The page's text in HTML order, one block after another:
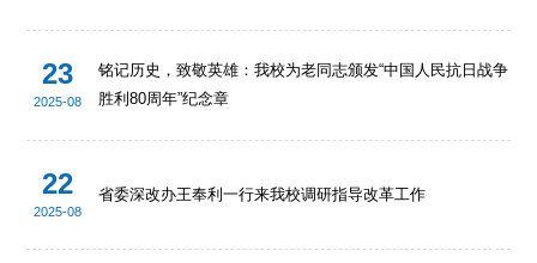
23
2025-08
铭记历史，致敬英雄：我校为老同志颁发“中国人民抗日战争
胜利80周年”纪念章
22
2025-08
省委深改办王奉利一行来我校调研指导改革工作